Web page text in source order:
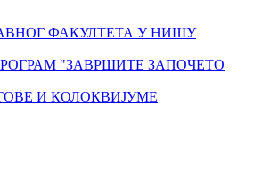
ФАКУЛТЕТА У НИШУ
"ЗАВРШИТЕ ЗАПОЧЕТО
И КОЛОКВИЈУМЕ